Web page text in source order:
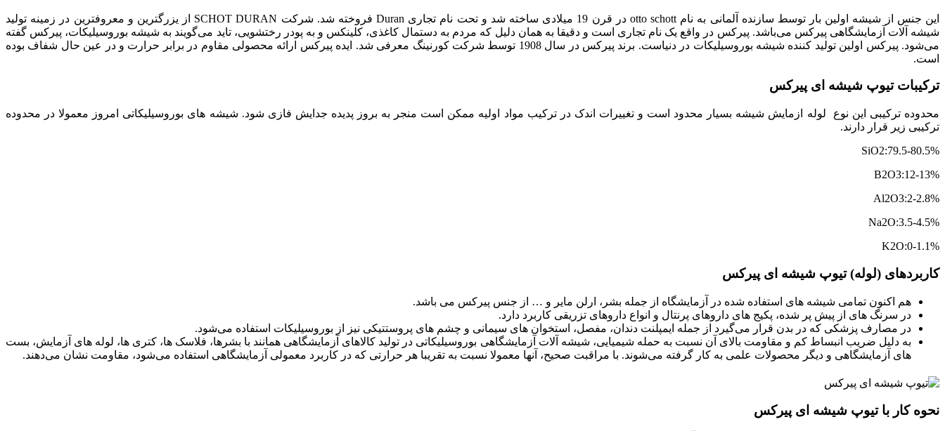
این جنس از شیشه اولین بار توسط سازنده آلمانی به نام otto schott در قرن 19 میلادی ساخته شد و تحت نام تجاری Duran فروخته شد. شرکت SCHOT DURAN از یزرگترین و معروفترین در زمینه تولید
شیشه آلات آزمایشگاهی پیرکس می‌باشد. پیرکس در واقع یک نام تجاری است و دقیقا به همان دلیل که مردم به دستمال کاغذی، کلینکس و به پودر رختشویی، تاید می‌گویند به شیشه بوروسیلیکات، پیرکس گفته
می‌شود. پیرکس اولین تولید کننده شیشه بوروسیلیکات در دنیاست. برند پیرکس در سال 1908 توسط شرکت کورنینگ معرفی شد. ایده پیرکس ارائه محصولی مقاوم در برابر حرارت و در عین حال شفاف بوده
است.
ترکیبات تیوپ شیشه ای پیرکس
محدوده ترکیبی این نوع لوله ازمایش شیشه بسیار محدود است و تغییرات اندک در ترکیب مواد اولیه ممکن است منجر به بروز پدیده جدایش فازی شود. شیشه های بوروسیلیکاتی امروز معمولا در محدوده
ترکیبی زیر قرار دارند.
SiO2:79.5-80.5%
B2O3:12-13%
Al2O3:2-2.8%
Na2O:3.5-4.5%
K2O:0-1.1%
کاربردهای (لوله) تیوپ شیشه ای پیرکس
هم اکنون تمامی شیشه های استفاده شده در آزمایشگاه از جمله بشر، ارلن مایر و … از جنس پیرکس می باشد.
در سرنگ های از پیش پر شده، پکیج های داروهای پرنتال و انواع داروهای تزریقی کاربرد دارد.
در مصارف پزشکی که در بدن قرار می‌‌گیرد از جمله ایمپلنت دندان، مفصل، استخوان های سیمانی و چشم های پروستتیکی نیز از بوروسیلیکات استفاده می‌شود.
به دلیل ضریب انبساط کم و مقاومت بالای آن نسبت به حمله شیمیایی، شیشه آلات آزمایشگاهی بوروسیلیکاتی در تولید کالاهای آزمایشگاهی همانند با بشرها، فلاسک ها، کتری ها، لوله های آزمایش، بست
های آزمایشگاهی و دیگر محصولات علمی به کار گرفته می‌شوند. با مراقبت صحیح، آنها معمولا نسبت به تقریبا هر حرارتی که در کاربرد معمولی آزمایشگاهی استفاده می‌شود، مقاومت نشان می‌دهند.
نحوه کار با تیوپ شیشه ای پیرکس